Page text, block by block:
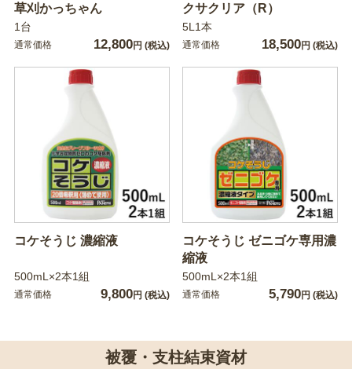
草刈かっちゃん
1台
通常価格 12,800円 (税込)
クサクリア（R）
5L1本
通常価格 18,500円 (税込)
コケそうじ 濃縮液
500mL×2本1組
通常価格 9,800円 (税込)
コケそうじ ゼニゴケ専用濃
縮液
500mL×2本1組
通常価格 5,790円 (税込)
被覆・支柱結束資材